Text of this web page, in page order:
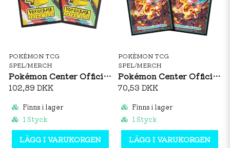
POKÉMON TCG
SPEL/MERCH
Pokémon Center Official Card Sleeves: Yokohama World Championship 2023 Pikachu
102,89 DKK
Finns i lager
1 Styck
LÄGG I VARUKORGEN
POKÉMON TCG
SPEL/MERCH
Pokémon Center Official Card Sleeves: Terastal Charizard
70,53 DKK
Finns i lager
1 Styck
LÄGG I VARUKORGEN